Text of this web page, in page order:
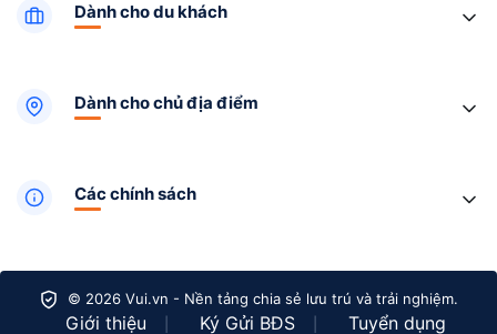
Dành cho du khách
Dành cho chủ địa điểm
Các chính sách
© 2026 Vui.vn - Nền tảng chia sẻ lưu trú và trải nghiệm.
Giới thiệu Ký Gửi BĐS Tuyển dụng